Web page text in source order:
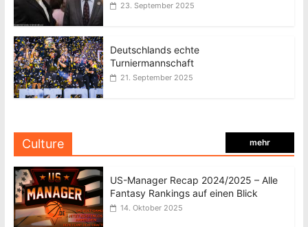
23. September 2025
Deutschlands echte
Turniermannschaft
21. September 2025
Culture mehr
US-Manager Recap 2024/2025 – Alle
Fantasy Rankings auf einen Blick
14. Oktober 2025